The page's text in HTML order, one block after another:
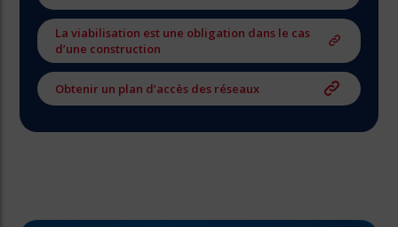
La viabilisation est une obligation dans le cas
d’une construction
Obtenir un plan d’accès des réseaux